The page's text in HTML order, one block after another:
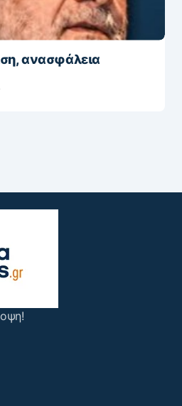
ανασφάλεια